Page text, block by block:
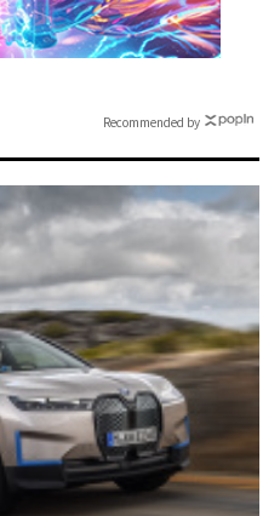
Recommended by